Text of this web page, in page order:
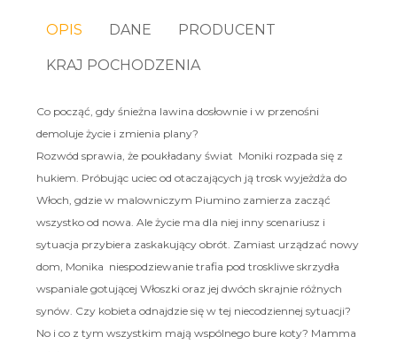
OPIS DANE PRODUCENT
KRAJ POCHODZENIA
Co począć, gdy śnieżna lawina dosłownie i w przenośni
demoluje życie i zmienia plany?
Rozwód sprawia, że poukładany świat Moniki rozpada się z
hukiem. Próbując uciec od otaczających ją trosk wyjeżdża do
Włoch, gdzie w malowniczym Piumino zamierza zacząć
wszystko od nowa. Ale życie ma dla niej inny scenariusz i
sytuacja przybiera zaskakujący obrót. Zamiast urządzać nowy
dom, Monika niespodziewanie trafia pod troskliwe skrzydła
wspaniale gotującej Włoszki oraz jej dwóch skrajnie różnych
synów. Czy kobieta odnajdzie się w tej niecodziennej sytuacji?
No i co z tym wszystkim mają wspólnego bure koty? Mamma